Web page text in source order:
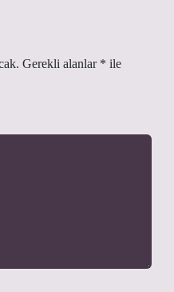
Gerekli alanlar * ile